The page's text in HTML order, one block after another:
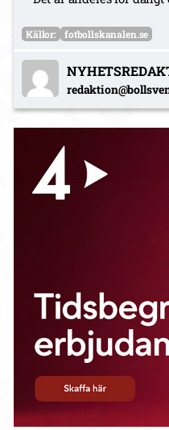
Källor: fotbollskanalen.se